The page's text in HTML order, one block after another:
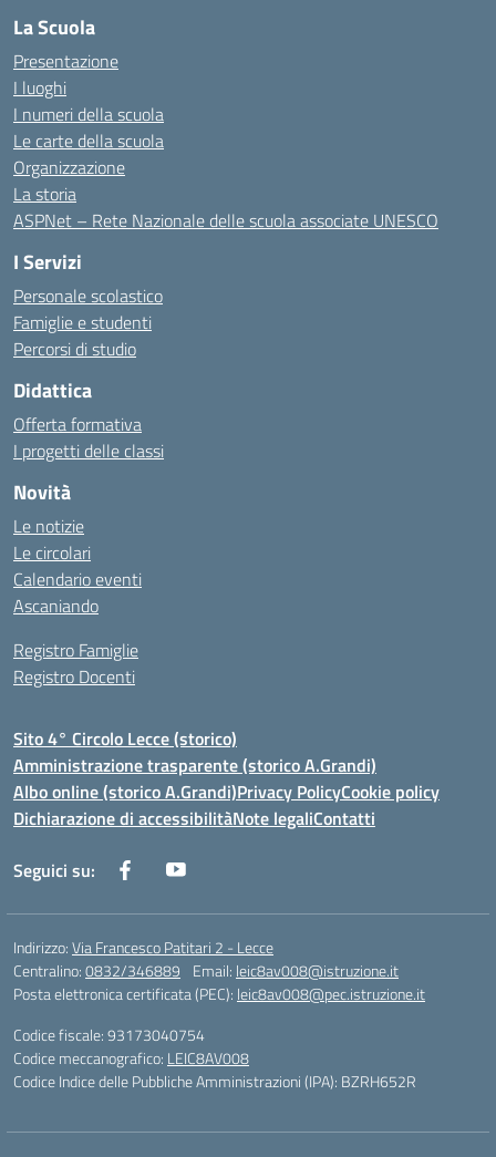
La Scuola
Presentazione
I luoghi
I numeri della scuola
Le carte della scuola
Organizzazione
La storia
ASPNet – Rete Nazionale delle scuola associate UNESCO
I Servizi
Personale scolastico
Famiglie e studenti
Percorsi di studio
Didattica
Offerta formativa
I progetti delle classi
Novità
Le notizie
Le circolari
Calendario eventi
Ascaniando
Registro Famiglie
Registro Docenti
Sito 4° Circolo Lecce (storico)
Amministrazione trasparente (storico A.Grandi)
Albo online (storico A.Grandi)Privacy PolicyCookie policy
Dichiarazione di accessibilitàNote legaliContatti
Seguici su:
Indirizzo:Via Francesco Patitari 2 - Lecce
Centralino:0832/346889 Email: leic8av008@istruzione.it
Posta elettronica certificata (PEC): leic8av008@pec.istruzione.it
Codice fiscale: 93173040754
Codice meccanografico: LEIC8AV008
Codice Indice delle Pubbliche Amministrazioni (IPA): BZRH652R